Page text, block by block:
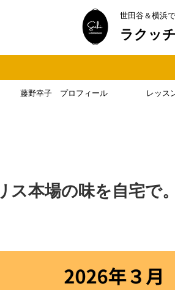
世田谷＆横浜
ラクッ
毎月
藤野幸子 プロフィール レッス
ス本場の味を自宅で